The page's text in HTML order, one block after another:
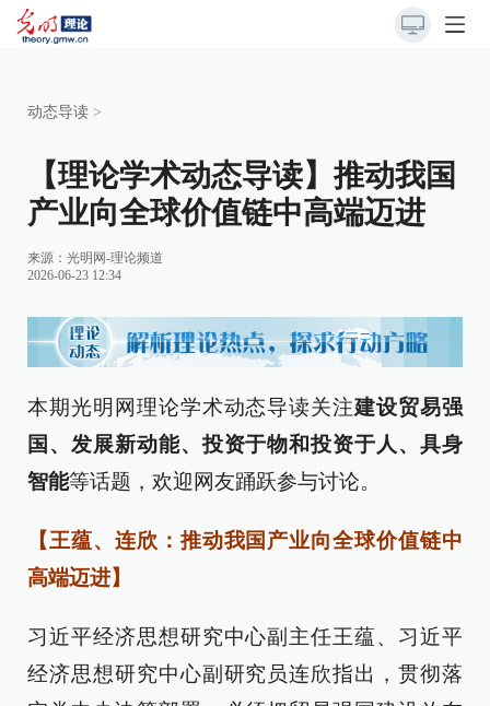
动态导读 >
【理论学术动态导读】推动我国
产业向全球价值链中高端迈进
来源： 光明网-理论频道
2026-06-23 12:34
本期光明网理论学术动态导读关注建设贸易强
国、发展新动能、投资于物和投资于人、具身
智能等话题，欢迎网友踊跃参与讨论。
【王蕴、连欣：推动我国产业向全球价值链中
高端迈进】
习近平经济思想研究中心副主任王蕴、习近平
经济思想研究中心副研究员连欣指出，贯彻落